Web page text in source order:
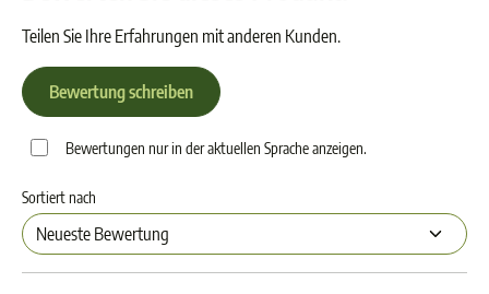
Teilen Sie Ihre Erfahrungen mit anderen Kunden.
Bewertung schreiben
Bewertungen nur in der aktuellen Sprache anzeigen.
Sortiert nach